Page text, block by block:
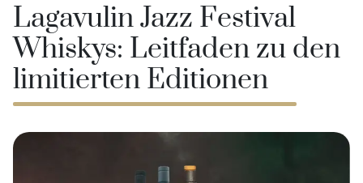
Lagavulin Jazz Festival
Whiskys: Leitfaden zu den
limitierten Editionen